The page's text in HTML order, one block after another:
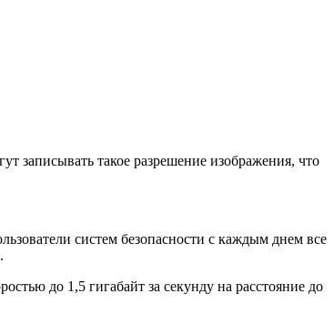
записывать такое разрешение изображения, что
систем безопасности с каждым днем все
до 1,5 гигабайт за секунду на расстояние до